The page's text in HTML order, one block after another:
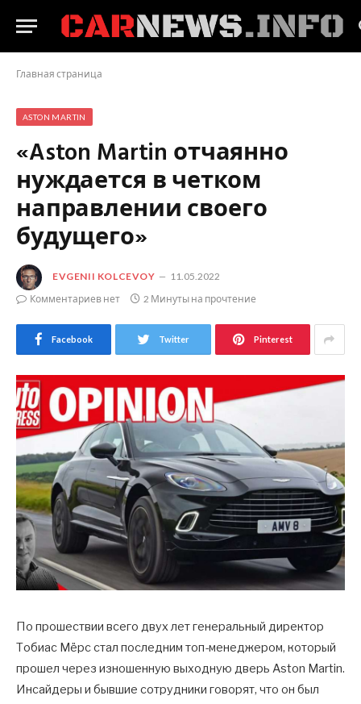
Главная страница
ASTON MARTIN
«Aston Martin отчаянно
нуждается в четком
направлении своего
будущего»
EVGENII KOLCEVOY
11.05.2022
Комментариев нет
2 Минуты на прочтение
Facebook Twitter Pinterest
По прошествии всего двух лет генеральный директор
Тобиас Мёрс стал последним топ-менеджером, который
прошел через изношенную выходную дверь Aston Martin.
Инсайдеры и бывшие сотрудники говорят, что он был